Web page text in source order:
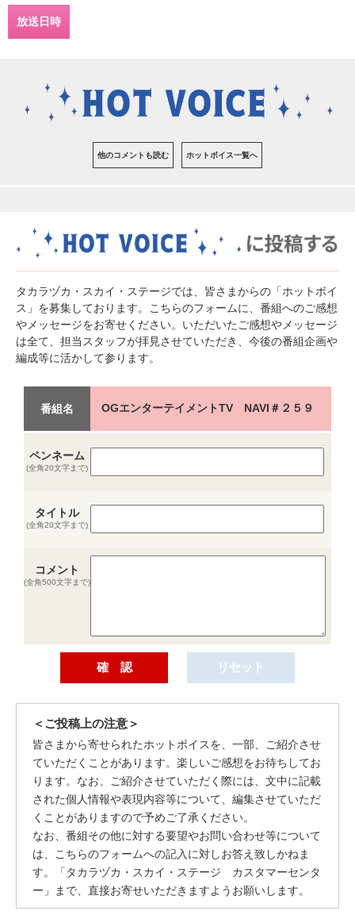
放送日時
他のコメントも読む ホットボイス一覧へ
タカラヅカ・スカイ・ステージでは、皆さまからの「ホットボイ
ス」を募集しております。こちらのフォームに、番組へのご感想
やメッセージをお寄せください。いただいたご感想やメッセージ
は全て、担当スタッフが拝見させていただき、今後の番組企画や
編成等に活かして参ります。
番組名 OGエンターテイメントTV NAVI＃２５９
ペンネーム
(全角20文字まで)
タイトル
(全角20文字まで)
コメント
(全角500文字まで)
＜ご投稿上の注意＞
皆さまから寄せられたホットボイスを、一部、ご紹介させ
ていただくことがあります。楽しいご感想をお待ちしてお
ります。なお、ご紹介させていただく際には、文中に記載
された個人情報や表現内容等について、編集させていただ
くことがありますので予めご了承ください。
なお、番組その他に対する要望やお問い合わせ等について
は、こちらのフォームへの記入に対しお答え致しかねま
す。「タカラヅカ・スカイ・ステージ カスタマーセンタ
ー」まで、直接お寄せいただきますようお願いします。